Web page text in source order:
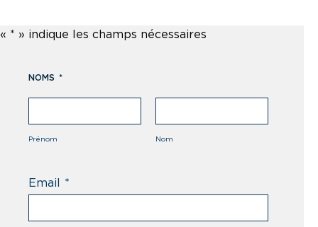
« * » indique les champs nécessaires
NOMS *
Prénom Nom
Email *